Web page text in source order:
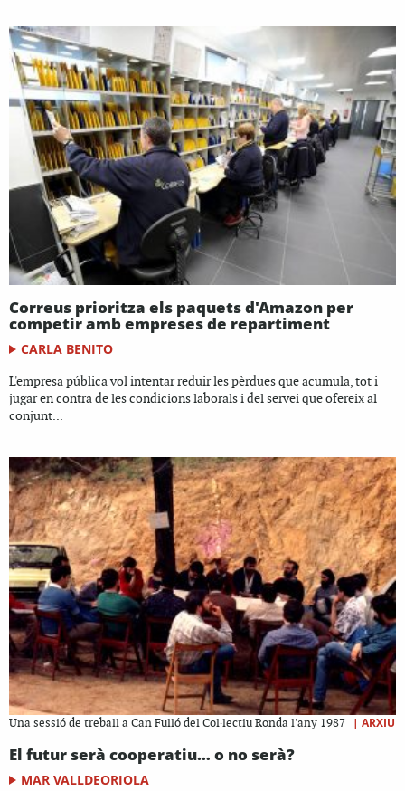
Correus prioritza els paquets d'Amazon per
competir amb empreses de repartiment
CARLA BENITO
L'empresa pública vol intentar reduir les pèrdues que acumula, tot i
jugar en contra de les condicions laborals i del servei que ofereix al
conjunt...
Una sessió de treball a Can Fulló del Col·lectiu Ronda l'any 1987 | ARXIU
El futur serà cooperatiu… o no serà?
MAR VALLDEORIOLA